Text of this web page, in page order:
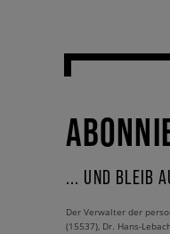
... UND BLEIB
Der Verwalter der
(15537), Dr. Hans-